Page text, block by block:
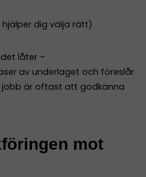
dig välja rätt)
låter –
av underlaget och föreslår
jobb är oftast att godkänna
mot